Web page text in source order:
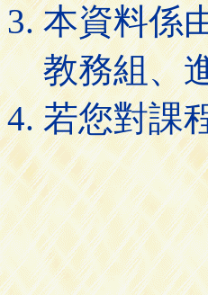
本資料係
教務組、
若您對課